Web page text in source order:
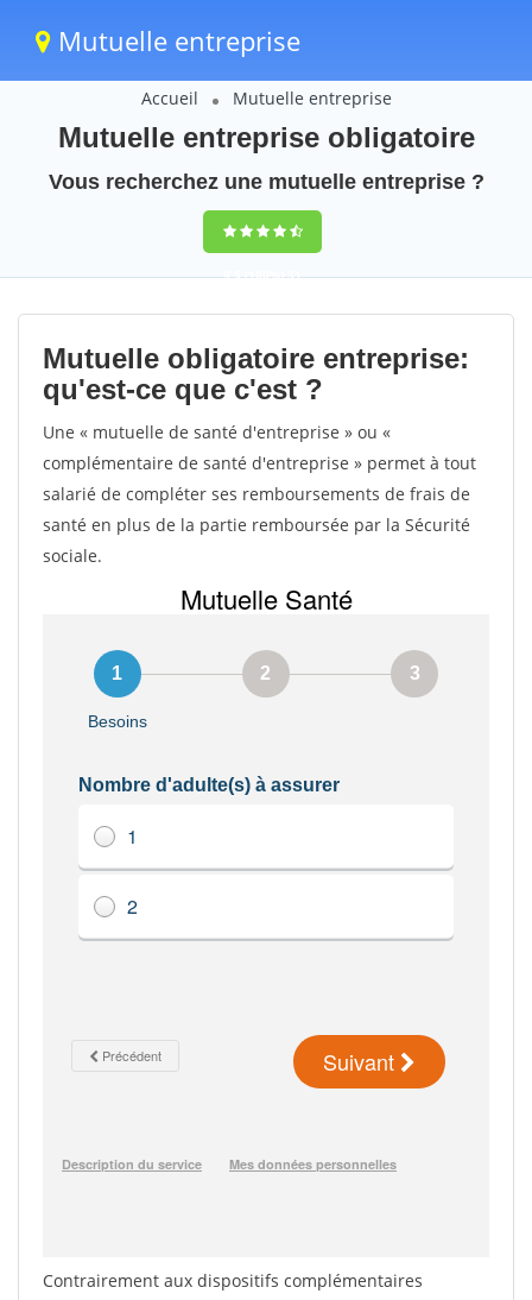
Mutuelle entreprise
Accueil Mutuelle entreprise
Mutuelle entreprise obligatoire
Vous recherchez une mutuelle entreprise ?
9,5(100%)31
votes
Mutuelle obligatoire entreprise:
qu'est-ce que c'est ?
Une « mutuelle de santé d'entreprise » ou «
complémentaire de santé d'entreprise » permet à tout
salarié de compléter ses remboursements de frais de
santé en plus de la partie remboursée par la Sécurité
sociale.
Contrairement aux dispositifs complémentaires